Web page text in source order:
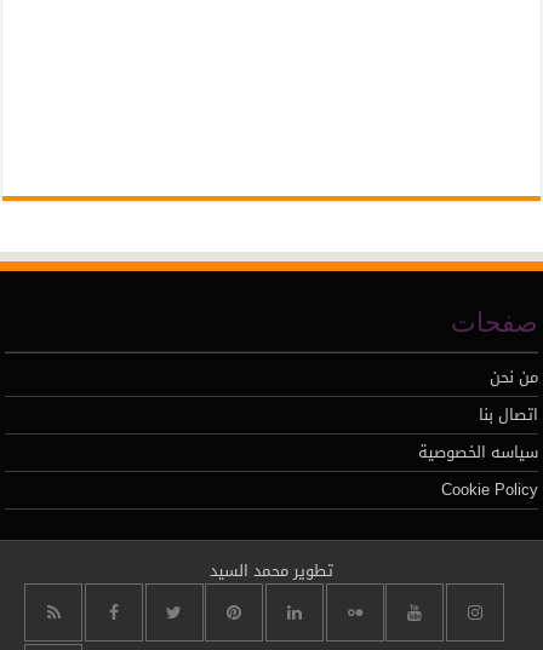
صفحات
من نحن
اتصال بنا
سياسه الخصوصية
Cookie Policy
تطوير محمد السيد